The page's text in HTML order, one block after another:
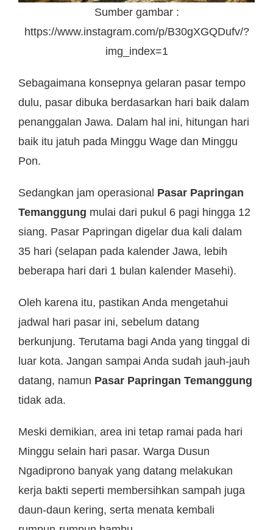
Sumber gambar :
https://www.instagram.com/p/B30gXGQDufv/?
img_index=1
Sebagaimana konsepnya gelaran pasar tempo
dulu, pasar dibuka berdasarkan hari baik dalam
penanggalan Jawa. Dalam hal ini, hitungan hari
baik itu jatuh pada Minggu Wage dan Minggu
Pon.
Sedangkan jam operasional Pasar Papringan
Temanggung mulai dari pukul 6 pagi hingga 12
siang. Pasar Papringan digelar dua kali dalam
35 hari (selapan pada kalender Jawa, lebih
beberapa hari dari 1 bulan kalender Masehi).
Oleh karena itu, pastikan Anda mengetahui
jadwal hari pasar ini, sebelum datang
berkunjung. Terutama bagi Anda yang tinggal di
luar kota. Jangan sampai Anda sudah jauh-jauh
datang, namun Pasar Papringan Temanggung
tidak ada.
Meski demikian, area ini tetap ramai pada hari
Minggu selain hari pasar. Warga Dusun
Ngadiprono banyak yang datang melakukan
kerja bakti seperti membersihkan sampah juga
daun-daun kering, serta menata kembali